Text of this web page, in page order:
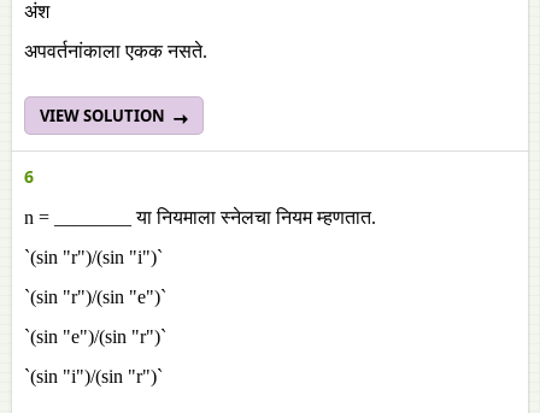
अंश
अपवर्तनांकाला एकक नसते.
VIEW SOLUTION
6
n = ________ या नियमाला स्नेलचा नियम म्हणतात.
`(sin "r")/(sin "i")`
`(sin "r")/(sin "e")`
`(sin "e")/(sin "r")`
`(sin "i")/(sin "r")`